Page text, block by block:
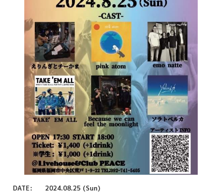
DATE: 2024.08.25 (Sun)